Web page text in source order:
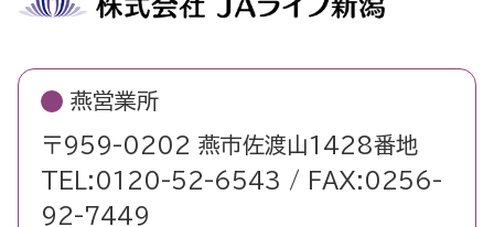
燕営業所
〒959-0202 燕市佐渡山1428番地
TEL:0120-52-6543 / FAX:0256-
92-7449